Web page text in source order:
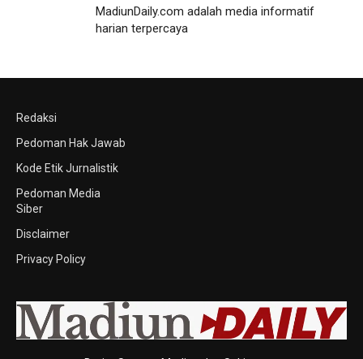
MadiunDaily.com adalah media informatif
harian terpercaya
Redaksi
Pedoman Hak Jawab
Kode Etik Jurnalistik
Pedoman Media
Siber
Disclaimer
Privacy Policy